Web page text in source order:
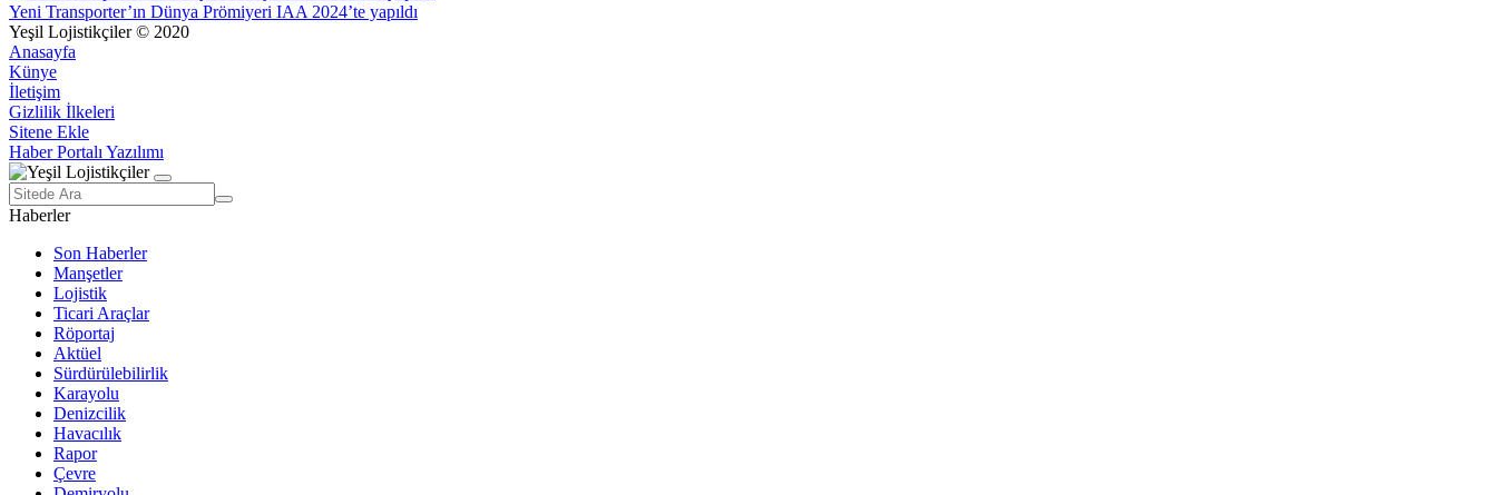
Yeni Transporter’ın Dünya Prömiyeri IAA 2024’te yapıldı
Yeşil Lojistikçiler © 2020
Anasayfa
Künye
İletişim
Gizlilik İlkeleri
Sitene Ekle
Haber Portalı Yazılımı
Haberler
Son Haberler
Manşetler
Lojistik
Ticari Araçlar
Röportaj
Aktüel
Sürdürülebilirlik
Karayolu
Denizcilik
Havacılık
Rapor
Çevre